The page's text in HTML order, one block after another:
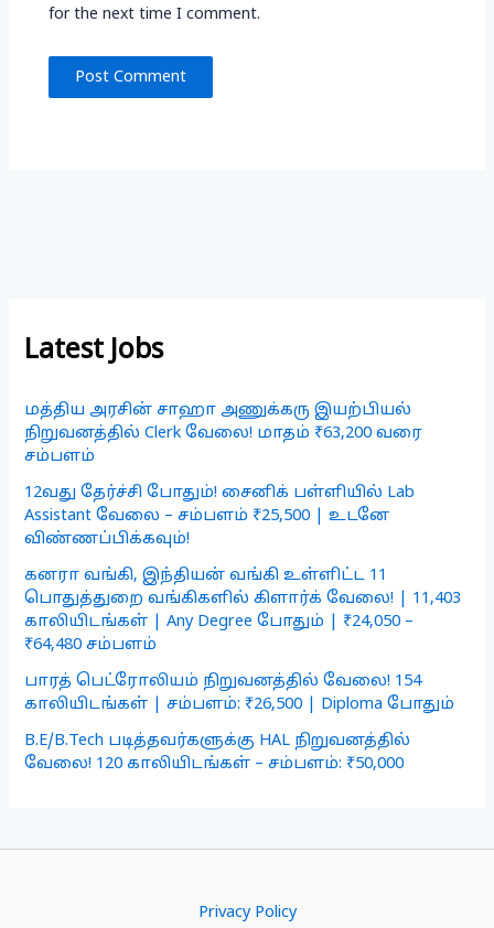
for the next time I comment.
Latest Jobs
மத்திய அரசின் சாஹா அணுக்கரு இயற்பியல்
நிறுவனத்தில் Clerk வேலை! மாதம் ₹63,200 வரை
சம்பளம்
12வது தேர்ச்சி போதும்! சைனிக் பள்ளியில் Lab
Assistant வேலை – சம்பளம் ₹25,500 | உடனே
விண்ணப்பிக்கவும்!
கனரா வங்கி, இந்தியன் வங்கி உள்ளிட்ட 11
பொதுத்துறை வங்கிகளில் கிளார்க் வேலை! | 11,403
காலியிடங்கள் | Any Degree போதும் | ₹24,050 –
₹64,480 சம்பளம்
பாரத் பெட்ரோலியம் நிறுவனத்தில் வேலை! 154
காலியிடங்கள் | சம்பளம்: ₹26,500 | Diploma போதும்
B.E/B.Tech படித்தவர்களுக்கு HAL நிறுவனத்தில்
வேலை! 120 காலியிடங்கள் – சம்பளம்: ₹50,000
Privacy Policy